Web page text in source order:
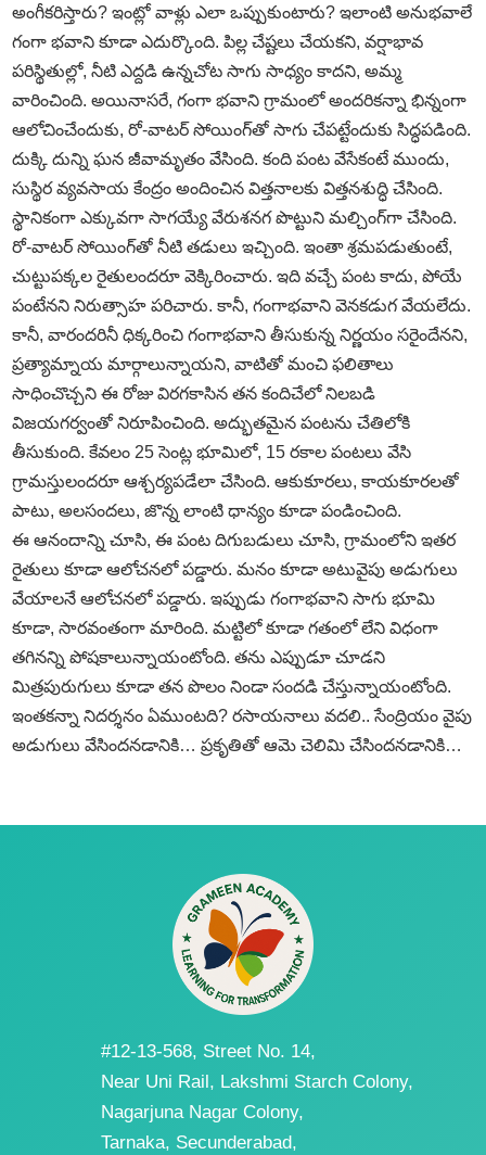
అంగీకరిస్తారు? ఇంట్లో వాళ్లు ఎలా ఒప్పుకుంటారు? ఇలాంటి అనుభవాలే
గంగా భవాని కూడా ఎదుర్కొంది. పిల్ల చేష్టలు చేయకని, వర్షాభావ
పరిస్థితుల్లో, నీటి ఎద్దడి ఉన్నచోట సాగు సాధ్యం కాదని, అమ్మ
వారించింది. అయినాసరే, గంగా భవాని గ్రామంలో అందరికన్నా భిన్నంగా
ఆలోచించేందుకు, రో-వాటర్‌ సోయింగ్‌తో సాగు చేపట్టేందుకు సిద్ధపడింది.
దుక్కి దున్ని ఘన జీవామృతం వేసింది. కంది పంట వేసేకంటే ముందు,
సుస్థిర వ్యవసాయ కేంద్రం అందించిన విత్తనాలకు విత్తనశుద్ధి చేసింది.
స్థానికంగా ఎక్కువగా సాగయ్యే వేరుశనగ పొట్టుని మల్చింగ్‌గా చేసింది.
రో-వాటర్‌ సోయింగ్‌తో నీటి తడులు ఇచ్చింది. ఇంతా శ్రమపడుతుంటే,
చుట్టుపక్కల రైతులందరూ వెక్కిరించారు. ఇది వచ్చే పంట కాదు, పోయే
పంటేనని నిరుత్సాహ పరిచారు. కానీ, గంగాభవాని వెనకడుగ వేయలేదు.
కానీ, వారందరినీ ధిక్కరించి గంగాభవాని తీసుకున్న నిర్ణయం సరైందేనని,
ప్రత్యామ్నాయ మార్గాలున్నాయని, వాటితో మంచి ఫలితాలు
సాధించొచ్చని ఈ రోజు విరగకాసిన తన కందిచేలో నిలబడి
విజయగర్వంతో నిరూపించింది. అద్భుతమైన పంటను చేతిలోకి
తీసుకుంది. కేవలం 25 సెంట్ల భూమిలో, 15 రకాల పంటలు వేసి
గ్రామస్తులందరూ ఆశ్చర్యపడేలా చేసింది. ఆకుకూరలు, కాయకూరలతో
పాటు, అలసందలు, జొన్న లాంటి ధాన్యం కూడా పండించింది.
ఈ ఆనందాన్ని చూసి, ఈ పంట దిగుబడులు చూసి, గ్రామంలోని ఇతర
రైతులు కూడా ఆలోచనలో పడ్డారు. మనం కూడా అటువైపు అడుగులు
వేయాలనే ఆలోచనలో పడ్డారు. ఇప్పుడు గంగాభవాని సాగు భూమి
కూడా, సారవంతంగా మారింది. మట్టిలో కూడా గతంలో లేని విధంగా
తగినన్ని పోషకాలున్నాయంటోంది. తను ఎప్పుడూ చూడని
మిత్రపురుగులు కూడా తన పొలం నిండా సందడి చేస్తున్నాయంటోంది.
ఇంతకన్నా నిదర్శనం ఏముంటది? రసాయనాలు వదలి.. సేంద్రియం వైపు
అడుగులు వేసిందనడానికి… ప్రకృతితో ఆమె చెలిమి చేసిందనడానికి…
#12-13-568, Street No. 14,
Near Uni Rail, Lakshmi Starch Colony,
Nagarjuna Nagar Colony,
Tarnaka, Secunderabad,